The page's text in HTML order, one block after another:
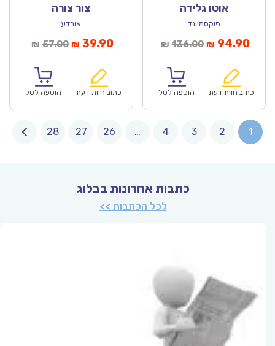
אוטו גלידה
פוקסמיינד
₪ 136.00המחיר
היה:
₪136.00.
₪ 94.90
כתוב חוות דעת הוספה לסל
צור צורה
אורדע
₪ 57.00המחיר
₪57.00.
₪ 39.90המחיר
כתוב חוות דעת הוספה לסל
1
2
3
4
…
26
27
28
כתבות אחרונות בבלוג
לכל הכתבות >>